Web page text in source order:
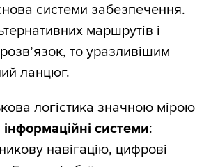
системи забезпечення.
маршрутів і
то уразливішим
ланцюг.
логістика значною мірою
інформаційні системи:
навігацію, цифрові